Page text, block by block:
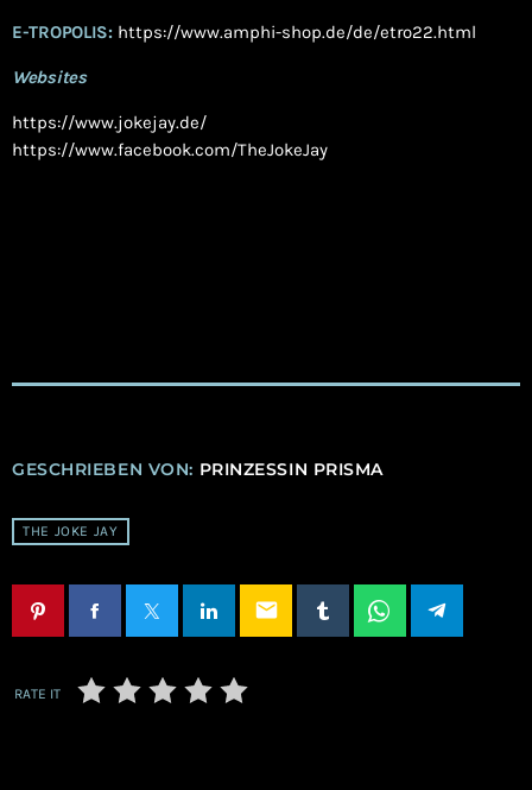
E-TROPOLIS: https://www.amphi-shop.de/de/etro22.html
Websites
https://www.jokejay.de/
https://www.facebook.com/TheJokeJay
GESCHRIEBEN VON: PRINZESSIN PRISMA
THE JOKE JAY
email
RATE IT